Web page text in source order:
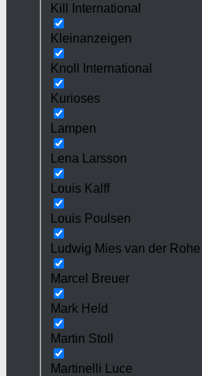
Kill International
Kleinanzeigen
Knoll International
Kurioses
Lampen
Lena Larsson
Louis Kalff
Louis Poulsen
Ludwig Mies van der Rohe
Marcel Breuer
Mark Held
Martin Stoll
Martinelli Luce